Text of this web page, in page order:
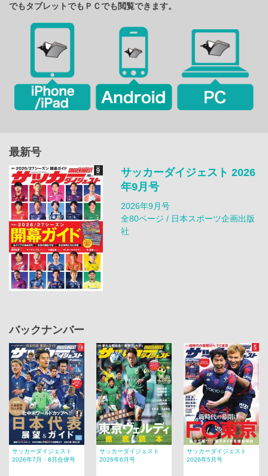
でもタブレットでもＰＣでも閲覧できます。
最新号
サッカーダイジェスト 2026
年9月号
2026年9月号
全80ページ / 日本スポーツ企画出版
社
バックナンバー
サッカーダイジェスト
2026年7月・8月合併号
サッカーダイジェスト
2026年6月号
サッカーダイジェスト
2026年5月号